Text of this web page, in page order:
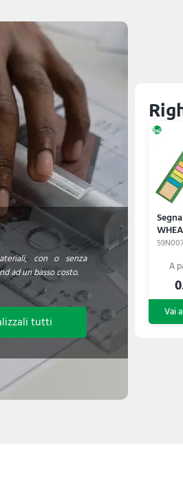
con o senza
ad un basso costo.
tutti